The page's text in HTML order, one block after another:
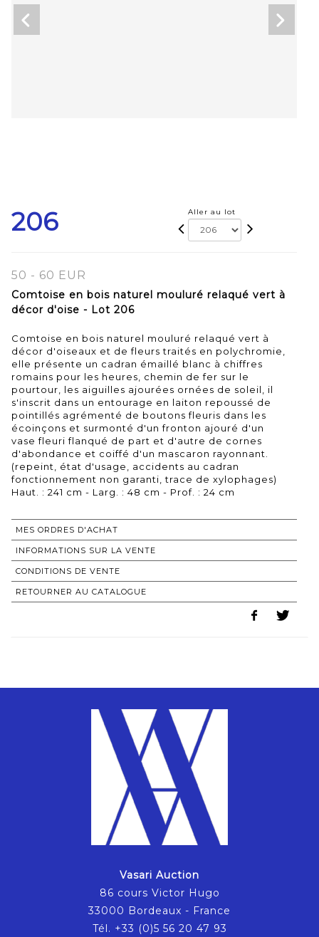
206 Aller au lot
50 - 60 EUR
Comtoise en bois naturel mouluré relaqué vert à
décor d'oise - Lot 206
Comtoise en bois naturel mouluré relaqué vert à
décor d'oiseaux et de fleurs traités en polychromie,
elle présente un cadran émaillé blanc à chiffres
romains pour les heures, chemin de fer sur le
pourtour, les aiguilles ajourées ornées de soleil, il
s'inscrit dans un entourage en laiton repoussé de
pointillés agrémenté de boutons fleuris dans les
écoinçons et surmonté d'un fronton ajouré d'un
vase fleuri flanqué de part et d'autre de cornes
d'abondance et coiffé d'un mascaron rayonnant.
(repeint, état d'usage, accidents au cadran
fonctionnement non garanti, trace de xylophages)
Haut. : 241 cm - Larg. : 48 cm - Prof. : 24 cm
MES ORDRES D'ACHAT
INFORMATIONS SUR LA VENTE
CONDITIONS DE VENTE
RETOURNER AU CATALOGUE
Vasari Auction
86 cours Victor Hugo
33000 Bordeaux - France
Tél. +33 (0)5 56 20 47 93